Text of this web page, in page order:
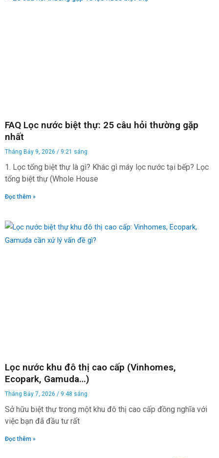
FAQ Lọc nước biệt thự: 25 câu hỏi thường gặp
nhất
Tháng Bảy 9, 2026 9:21 sáng
1. Lọc tổng biệt thự là gì? Khác gì máy lọc nước tại bếp? Lọc
tổng biệt thự (Whole House
Đọc thêm »
Lọc nước khu đô thị cao cấp (Vinhomes,
Ecopark, Gamuda…)
Tháng Bảy 7, 2026 9:48 sáng
Sở hữu biệt thự trong một khu đô thị cao cấp đồng nghĩa với
việc bạn đã đầu tư rất
Đọc thêm »